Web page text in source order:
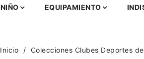
NIÑO EQUIPAMIENTO
Inicio Colecciones Clubes Deportes